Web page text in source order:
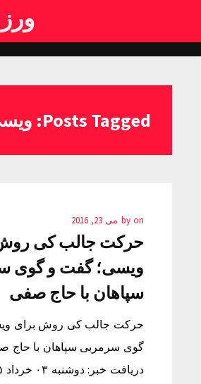
Posts Tagged: ویسی؛
by on می 23, 2016
حرکت جالب کی
ویسی؛ گفت و گوی
سپاهان با حاج صفی
حرکت جالب کی روش برای
گوی سرمربی سپاهان با حاج